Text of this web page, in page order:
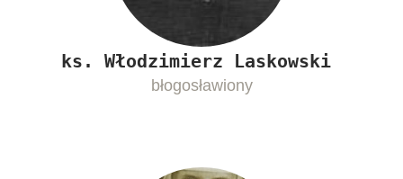
ks. Włodzimierz Laskowski
błogosławiony